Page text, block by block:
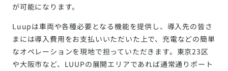
が可能になります。
Luupは車両や各種必要となる機能を提供し、導入先の皆さ
まには導入費用をお支払いいただいた上で、充電などの簡単
なオペレーションを現地で担っていただきます。東京23区
や大阪市など、LUUPの展開エリアであれば通常通りポート